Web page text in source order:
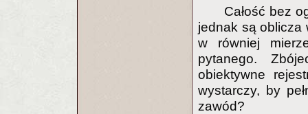
Całość bez
jednak są oblicza
w równiej
pytanego.
obiektywne
wystarczy, by
zawód?